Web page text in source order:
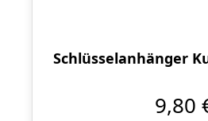
Schlüsselanhänger
9,80